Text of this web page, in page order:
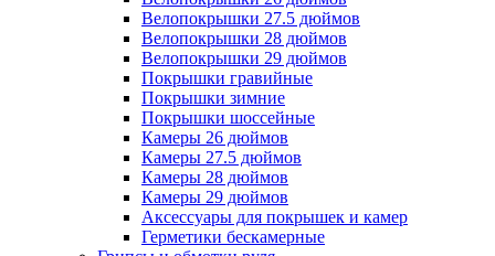
Велопокрышки 27.5 дюймов
Велопокрышки 28 дюймов
Велопокрышки 29 дюймов
Покрышки гравийные
Покрышки зимние
Покрышки шоссейные
Камеры 26 дюймов
Камеры 27.5 дюймов
Камеры 28 дюймов
Камеры 29 дюймов
Аксессуары для покрышек и камер
Герметики бескамерные